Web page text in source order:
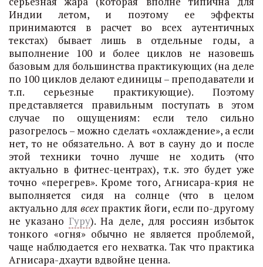
Индии летом, и поэтому ее эффекты
принимаются в расчет во всех аутентичных
текстах) бывает лишь в отдельные годы, а
выполнение 100 и более циклов не назовешь
базовым для большинства практикующих (на деле
по 100 циклов делают единицы – преподаватели и
т.п. серьезные практикующие). Поэтому
представляется правильным поступать в этом
случае по ощущениям: если тело сильно
разогрелось – можно сделать «охлаждение», а если
нет, то не обязательно. А вот в сауну до и после
этой техники точно лучше не ходить (что
актуально в фитнес-центрах), т.к. это будет уже
точно «перегрев». Кроме того, Агнисара-крия не
выполняется сидя на солнце (что в целом
актуально для всехпрактик йоги, если по-другому
не указаноГуру). На деле, для россиян избыток
тонкого «огня» обычно не является проблемой,
чаще наблюдается его нехватка. Так что практика
Агнисара-дхаути вдвойне ценна.